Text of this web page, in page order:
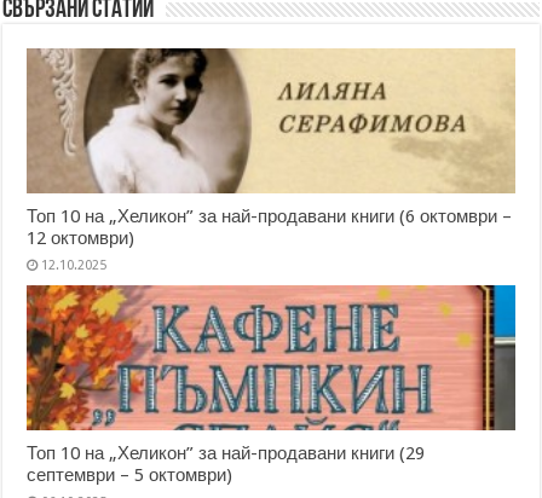
Свързани статии
Топ 10 на „Хеликон” за най-продавани книги (6 октомври –
12 октомври)
12.10.2025
Топ 10 на „Хеликон” за най-продавани книги (29
септември – 5 октомври)